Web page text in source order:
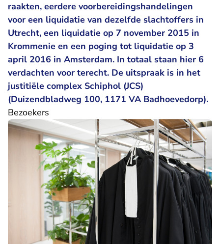
raakten, eerdere voorbereidingshandelingen
voor een liquidatie van dezelfde slachtoffers in
Utrecht, een liquidatie op 7 november 2015 in
Krommenie en een poging tot liquidatie op 3
april 2016 in Amsterdam. In totaal staan hier 6
verdachten voor terecht. De uitspraak is in het
justitiële complex Schiphol (JCS)
(Duizendbladweg 100, 1171 VA Badhoevedorp).
Bezoekers